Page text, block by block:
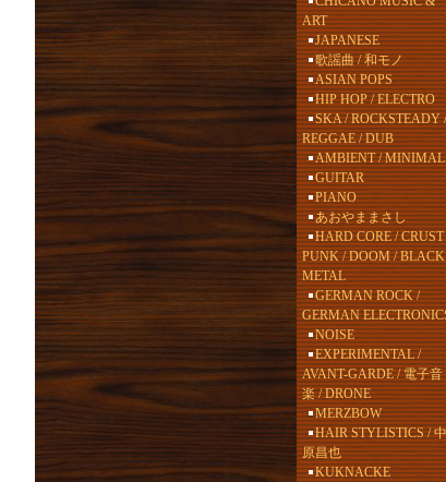
ART
JAPANESE
歌謡曲 / 和モノ
ASIAN POPS
HIP HOP / ELECTRO
SKA / ROCKSTEADY /
REGGAE / DUB
AMBIENT / MINIMAL
GUITAR
PIANO
あおやままさし
HARD CORE / CRUST
PUNK / DOOM / BLACK
METAL
GERMAN ROCK /
GERMAN
NOISE
EXPERIMENTAL /
AVANT-GARDE / 電子音
楽 / DRONE
MERZBOW
HAIR STYLISTICS / 中
原昌也
KUKNACKE